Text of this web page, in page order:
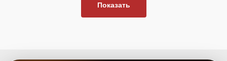
Показать